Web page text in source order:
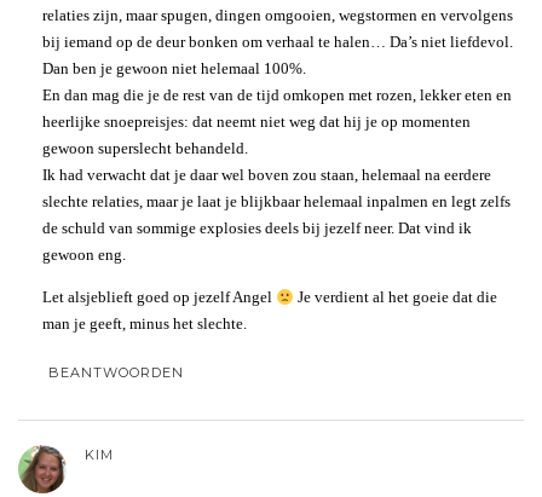
relaties zijn, maar spugen, dingen omgooien, wegstormen en vervolgens
bij iemand op de deur bonken om verhaal te halen… Da’s niet liefdevol.
Dan ben je gewoon niet helemaal 100%.
En dan mag die je de rest van de tijd omkopen met rozen, lekker eten en
heerlijke snoepreisjes: dat neemt niet weg dat hij je op momenten
gewoon superslecht behandeld.
Ik had verwacht dat je daar wel boven zou staan, helemaal na eerdere
slechte relaties, maar je laat je blijkbaar helemaal inpalmen en legt zelfs
de schuld van sommige explosies deels bij jezelf neer. Dat vind ik
gewoon eng.
Let alsjeblieft goed op jezelf Angel
Je verdient al het goeie dat die
man je geeft, minus het slechte.
BEANTWOORDEN
KIM